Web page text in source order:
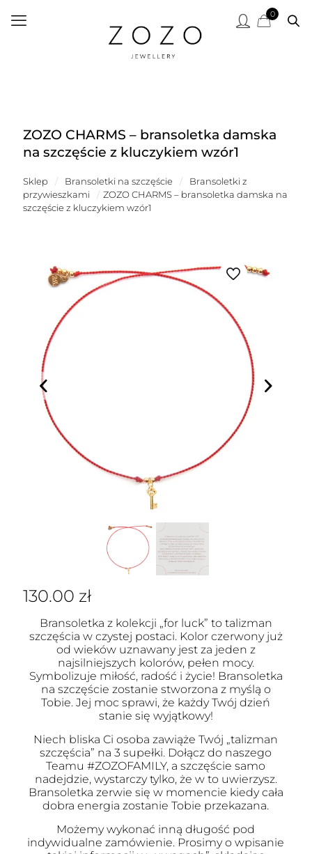
0
ZOZO CHARMS – bransoletka damska
na szczęście z kluczykiem wzór1
Sklep / Bransoletki na szczęście /
Bransoletki z
przywieszkami
/ ZOZO CHARMS – bransoletka damska na
szczęście z kluczykiem wzór1
130.00 zł
Bransoletka z kolekcji „for luck” to talizman
szczęścia w czystej postaci. Kolor czerwony już
od wieków uznawany jest za jeden z
najsilniejszych kolorów, pełen mocy.
Symbolizuje miłość, radość i życie! Bransoletka
na szczęście zostanie stworzona z myślą o
Tobie. Jej moc sprawi, że każdy Twój dzień
stanie się wyjątkowy!
Niech bliska Ci osoba zawiąże Twój „talizman
szczęścia” na 3 supełki. Dołącz do naszego
Teamu #ZOZOFAMILY, a szczęście samo
nadejdzie, wystarczy tylko, że w to uwierzysz.
Bransoletka zerwie się w momencie kiedy cała
dobra energia zostanie Tobie przekazana.
Możemy wykonać inną długość pod
indywidualne zamówienie. Prosimy o wpisanie